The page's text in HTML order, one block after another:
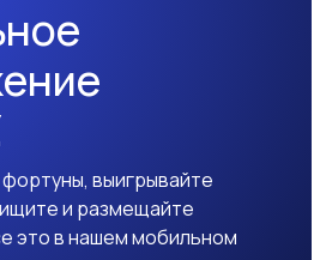
выигрывайте
и размещайте
это в нашем мобильном